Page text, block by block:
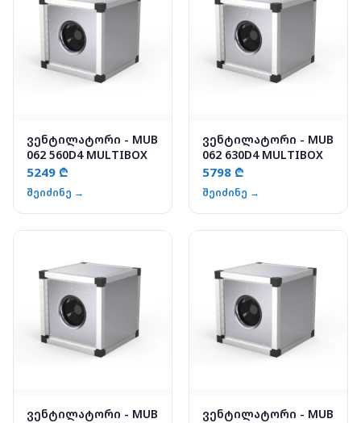
ვენტილატორი - MUB
062 560D4 MULTIBOX
5249 ₾
შეიძინე →
ვენტილატორი - MUB
062 630D4 MULTIBOX
5798 ₾
შეიძინე →
ვენტილატორი - MUB
ვენტილატორი - MUB